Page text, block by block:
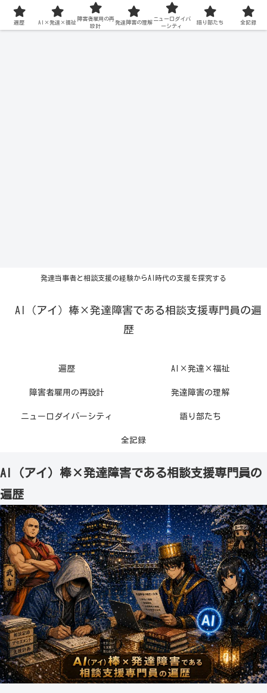
発達当事者と相談支援の経験からAI時代の支援を探究する
AI（アイ）棒×発達障害である相談支援専門員の遍
歴
遍歴 AI×発達×福祉
障害者雇用の再設計 発達障害の理解
ニューロダイバーシティ 語り部たち
全記録
AI（アイ）棒×発達障害である相談支援専門員の
遍歴
遍歴 AI×発達×福祉
障害者雇用の再
設計
発達障害の理解
ニューロダイバ
ーシティ
語り部たち 全記録